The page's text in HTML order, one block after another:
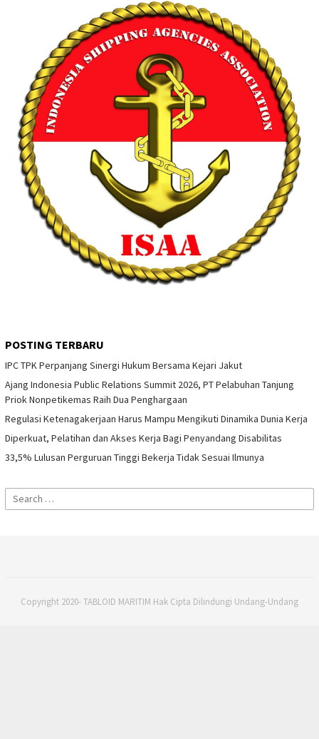
POSTING TERBARU
IPC TPK Perpanjang Sinergi Hukum Bersama Kejari Jakut
Ajang Indonesia Public Relations Summit 2026, PT Pelabuhan Tanjung
Priok Nonpetikemas Raih Dua Penghargaan
Regulasi Ketenagakerjaan Harus Mampu Mengikuti Dinamika Dunia Kerja
Diperkuat, Pelatihan dan Akses Kerja Bagi Penyandang Disabilitas
33,5% Lulusan Perguruan Tinggi Bekerja Tidak Sesuai Ilmunya
Search
for:
Copyright 2020- TABLOID MARITIM Hak Cipta Dilindungi Undang-Undang